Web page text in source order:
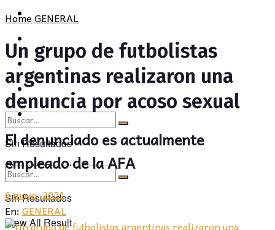
CULTURA
OPINIÓN
Sin Resultados
View All Result
PROVINCIA
SOCIEDAD
CULTURA
OPINIÓN
Sin Resultados
View All Result
HomeGENERAL
Un grupo de futbolistas
argentinas realizaron una
denuncia por acoso sexual
El denunciado es actualmente
empleado de la AFA
6 mayo, 2021
En: GENERAL